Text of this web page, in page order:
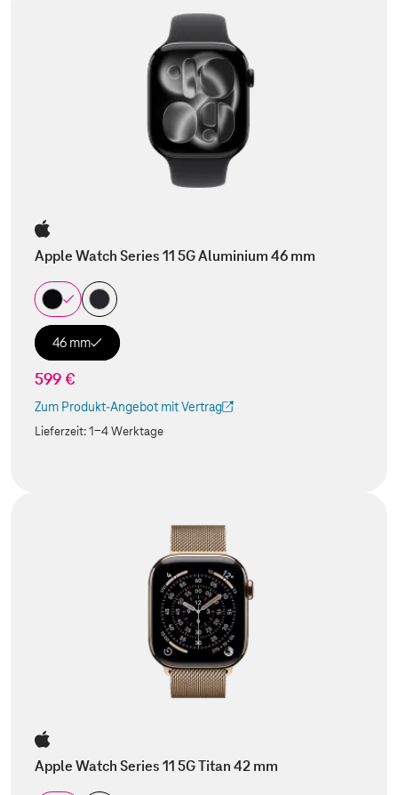
Apple Watch Series 11 5G Aluminium 46 mm
46 mm
599 €
Zum Produkt-Angebot mit Vertrag
(Der Link wird in einem neuen Tab geöffnet)
Lieferzeit:1-4 Werktage
Apple Watch Series 11 5G Titan 42 mm